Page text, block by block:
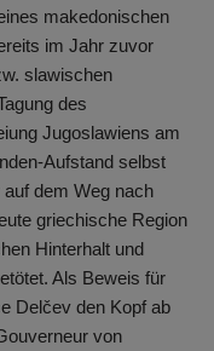
makedonischen
im Jahr zuvor
slawischen
des
Jugoslawiens am
Aufstand selbst
dem Weg nach
griechische Region
Hinterhalt und
Als Beweis für
Delčev den Kopf ab
von